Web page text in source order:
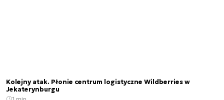
Kolejny atak. Płonie centrum logistyczne Wildberries w
Jekaterynburgu